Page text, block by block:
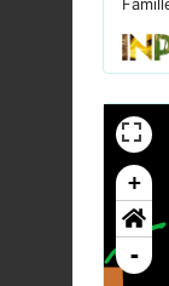
+
-